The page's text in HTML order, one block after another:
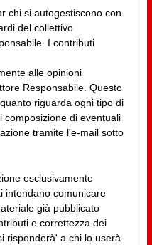
chi si autogestiscono con
del collettivo
I contributi
alle opinioni
Responsabile. Questo
riguarda ogni tipo di
composizione di eventuali
tramite l'e-mail sotto
esclusivamente
intendano comunicare
già pubblicato
e correttezza dei
risponderà' a chi lo userà